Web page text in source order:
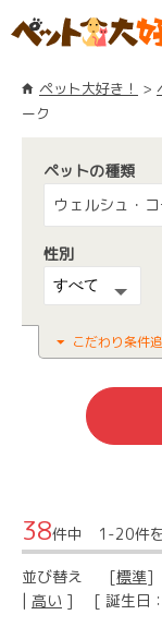
ペット大好き！
ーク
ペットの種類
ウェルシュ・
性別
こだわり条件
38件中 1-20件
並び替え [標準]
| 高い ] [ 誕生日：